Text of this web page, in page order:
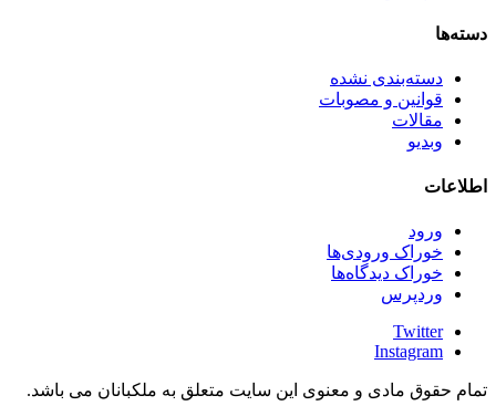
دسته‌ها
دسته‌بندی نشده
قوانین و مصوبات
مقالات
وبدیو
اطلاعات
ورود
خوراک ورودی‌ها
خوراک دیدگاه‌ها
وردپرس
Twitter
Instagram
تمام حقوق مادی و معنوی این سایت متعلق به ملکبانان می باشد.